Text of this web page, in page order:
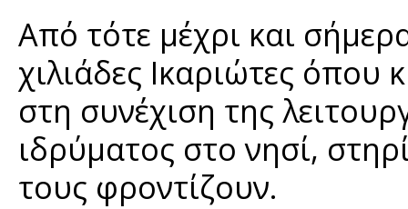
Από τότε μέχρι και
χιλιάδες Ικαριώτες
στη συνέχιση της
ιδρύματος στο νησί,
τους φροντίζουν.